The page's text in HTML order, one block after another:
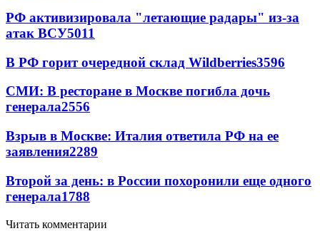
РФ активизировала "летающие радары" из-за
атак ВСУ5011
В РФ горит очередной склад Wildberries3596
СМИ: В ресторане в Москве погибла дочь
генерала2556
Взрыв в Москве: Италия ответила РФ на ее
заявления2289
Второй за день: в России похоронили еще одного
генерала1788
Читать комментарии